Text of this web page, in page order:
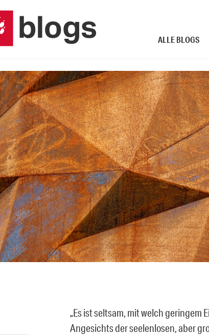
ALLE BLOGS
„Es ist seltsam, mit welch geringem
Angesichts der seelenlosen, aber